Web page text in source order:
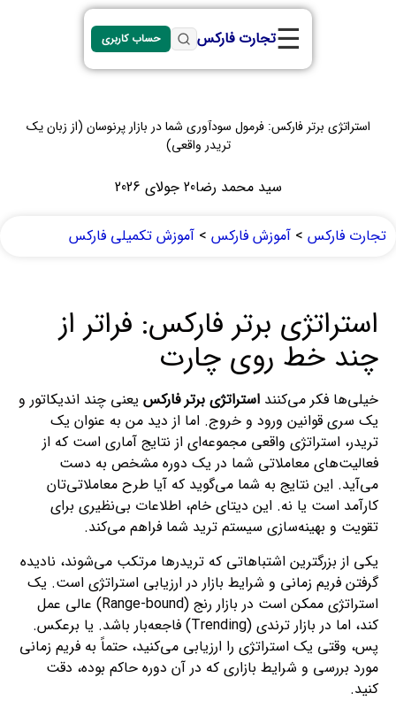
☰تجارت فارکس حساب کاربری
استراتژی برتر فارکس: فرمول سودآوری شما در بازار پرنوسان (از زبان یک
تریدر واقعی)
سید محمد رضا20 جولای 2026
تجارت فارکس > آموزش فارکس > آموزش تکمیلی فارکس
استراتژی برتر فارکس: فراتر از
چند خط روی چارت
خیلی‌ها فکر می‌کنند استراتژی برتر فارکس یعنی چند اندیکاتور و
یک سری قوانین ورود و خروج. اما از دید من به عنوان یک
تریدر، استراتژی واقعی مجموعه‌ای از نتایج آماری است که از
فعالیت‌های معاملاتی شما در یک دوره مشخص به دست
می‌آید. این نتایج به شما می‌گوید که آیا طرح معاملاتی‌تان
کارآمد است یا نه. این دیتای خام، اطلاعات بی‌نظیری برای
تقویت و بهینه‌سازی سیستم ترید شما فراهم می‌کند.
یکی از بزرگترین اشتباهاتی که تریدرها مرتکب می‌شوند، نادیده
گرفتن فریم زمانی و شرایط بازار در ارزیابی استراتژی است. یک
استراتژی ممکن است در بازار رنج (Range-bound) عالی عمل
کند، اما در بازار ترندی (Trending) فاجعه‌بار باشد. یا برعکس.
پس، وقتی یک استراتژی را ارزیابی می‌کنید، حتماً به فریم زمانی
مورد بررسی و شرایط بازاری که در آن دوره حاکم بوده، دقت
کنید.